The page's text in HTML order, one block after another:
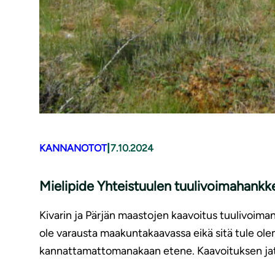
KANNANOTOT| 7.10.2024
Mielipide Yhteistuulen
Kivarin ja Pärjän maastojen kaavoitus
ole varausta maakuntakaavassa eikä sitä tule
kannattamattomanakaan etene. Kaavoituksen